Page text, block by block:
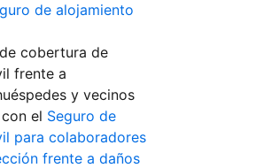
de alojamiento
cobertura de
frente a
y vecinos
el Seguro de
para colaboradores
frente a daños